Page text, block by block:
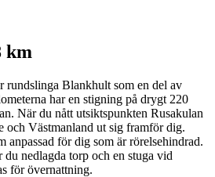
km
rundslinga Blankhult som en del av
har en stigning på drygt 220
När du nått utsiktspunkten Rusakulan
och Västmanland ut sig framför dig.
anpassad för dig som är rörelsehindrad.
du nedlagda torp och en stuga vid
för övernattning.